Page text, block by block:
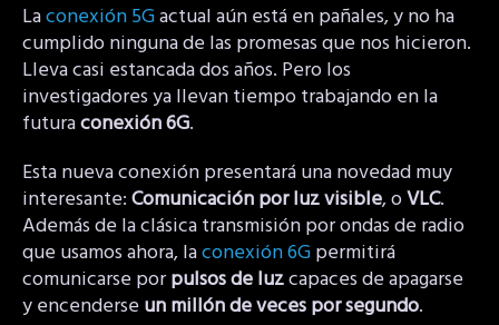
Laconexión 5Gactual aún está en pañales, y no ha
cumplido ninguna de las promesas que nos hicieron.
Lleva casi estancada dos años. Pero los
investigadores ya llevan tiempo trabajando en la
futuraconexión 6G.
Esta nueva conexión presentará una novedad muy
interesante:Comunicación por luz visible, oVLC.
Además de la clásica transmisión por ondas de radio
que usamos ahora, laconexión 6Gpermitirá
comunicarse porpulsos de luzcapaces de apagarse
y encenderseun millón de veces por segundo.